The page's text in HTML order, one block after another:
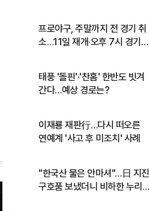
프로야구, 주말까지 전 경기 취
소…11일 재개·오후 7시 경기
태풍 '돌핀'·'찬홈' 한반도 빗겨
간다…예상 경로는?
이재룡 재판行…다시 떠오른
연예계 '사고 후 미조치' 사례
"한국산 물은 안마셔"…日 지진
구호품 보냈더니 비하한 누리